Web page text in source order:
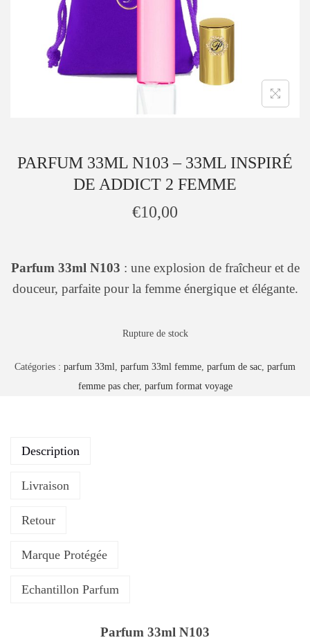
PARFUM 33ML N103 – 33ML INSPIRÉ
DE ADDICT 2 FEMME
€10,00
Parfum 33ml N103 : une explosion de fraîcheur et de
douceur, parfaite pour la femme énergique et élégante.
Rupture de stock
Catégories : parfum 33ml, parfum 33ml femme, parfum de sac, parfum
femme pas cher, parfum format voyage
Description
Livraison
Retour
Marque Protégée
Echantillon Parfum
Parfum 33ml N103